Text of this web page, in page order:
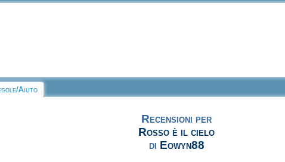
Aiuto
Recensioni per
Rosso è il cielo
di Eowyn88